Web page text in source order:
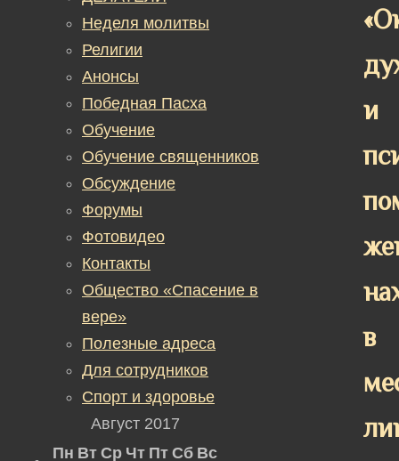
и
в
Неделя молитвы
Религии
Анонсы
Победная Пасха
Обучение
Обучение священников
Обсуждение
Форумы
Фотовидео
Контакты
Общество «Спасение в
вере»
Полезные адреса
Для сотрудников
Спорт и здоровье
Август 2017
Пн Вт Ср Чт Пт Сб Вс